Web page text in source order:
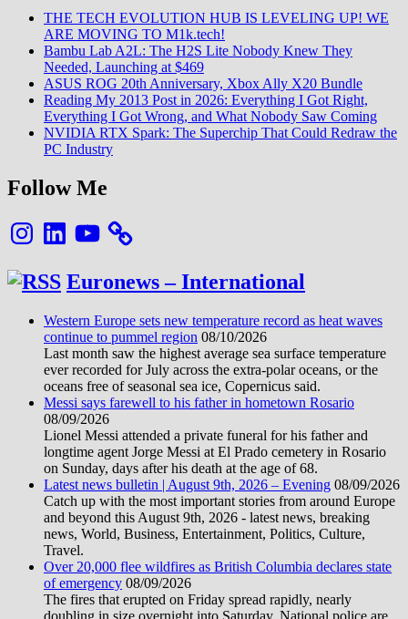
THE TECH EVOLUTION HUB IS LEVELING UP! WE
ARE MOVING TO M1k.tech!
Bambu Lab A2L: The H2S Lite Nobody Knew They
Needed, Launching at $469
ASUS ROG 20th Anniversary, Xbox Ally X20 Bundle
Reading My 2013 Post in 2026: Everything I Got Right,
Everything I Got Wrong, and What Nobody Saw Coming
NVIDIA RTX Spark: The Superchip That Could Redraw the
PC Industry
Follow Me
InstagramLinkedInYouTube
Euronews – International
Western Europe sets new temperature record as heat waves
continue to pummel region 08/10/2026
Last month saw the highest average sea surface temperature
ever recorded for July across the extra-polar oceans, or the
oceans free of seasonal sea ice, Copernicus said.
Messi says farewell to his father in hometown Rosario
08/09/2026
Lionel Messi attended a private funeral for his father and
longtime agent Jorge Messi at El Prado cemetery in Rosario
on Sunday, days after his death at the age of 68.
Latest news bulletin | August 9th, 2026 – Evening 08/09/2026
Catch up with the most important stories from around Europe
and beyond this August 9th, 2026 - latest news, breaking
news, World, Business, Entertainment, Politics, Culture,
Travel.
Over 20,000 flee wildfires as British Columbia declares state
of emergency 08/09/2026
The fires that erupted on Friday spread rapidly, nearly
doubling in size overnight into Saturday. National police are